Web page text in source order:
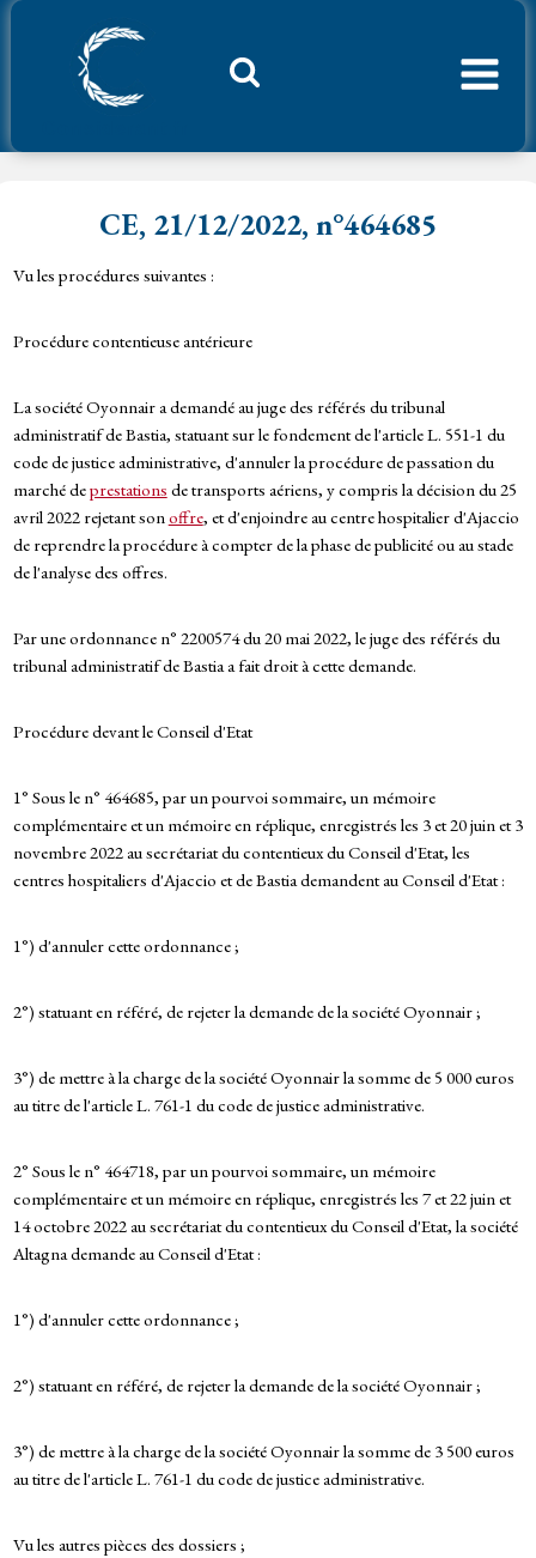
Aller
CE, 21/12/2022, n°464685
Vu les procédures suivantes :
Procédure contentieuse antérieure
La société Oyonnair a demandé au juge des référés du tribunal
administratif de Bastia, statuant sur le fondement de l'article L. 551-1 du
code de justice administrative, d'annuler la procédure de passation du
marché deprestations de transports aériens, y compris la décision du 25
avril 2022 rejetant sonoffre, et d'enjoindre au centre hospitalier d'Ajaccio
de reprendre la procédure à compter de la phase de publicité ou au stade
de l'analyse des offres.
Par une ordonnance n° 2200574 du 20 mai 2022, le juge des référés du
tribunal administratif de Bastia a fait droit à cette demande.
Procédure devant le Conseil d'Etat
1° Sous le n° 464685, par un pourvoi sommaire, un mémoire
complémentaire et un mémoire en réplique, enregistrés les 3 et 20 juin et 3
novembre 2022 au secrétariat du contentieux du Conseil d'Etat, les
centres hospitaliers d'Ajaccio et de Bastia demandent au Conseil d'Etat :
1°) d'annuler cette ordonnance ;
2°) statuant en référé, de rejeter la demande de la société Oyonnair ;
3°) de mettre à la charge de la société Oyonnair la somme de 5 000 euros
au titre de l'article L. 761-1 du code de justice administrative.
2° Sous le n° 464718, par un pourvoi sommaire, un mémoire
complémentaire et un mémoire en réplique, enregistrés les 7 et 22 juin et
14 octobre 2022 au secrétariat du contentieux du Conseil d'Etat, la société
Altagna demande au Conseil d'Etat :
1°) d'annuler cette ordonnance ;
2°) statuant en référé, de rejeter la demande de la société Oyonnair ;
3°) de mettre à la charge de la société Oyonnair la somme de 3 500 euros
au titre de l'article L. 761-1 du code de justice administrative.
Vu les autres pièces des dossiers ;